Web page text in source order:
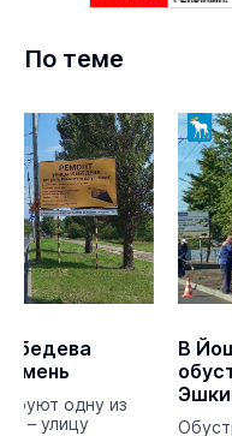
По теме
одну из
– улицу
В